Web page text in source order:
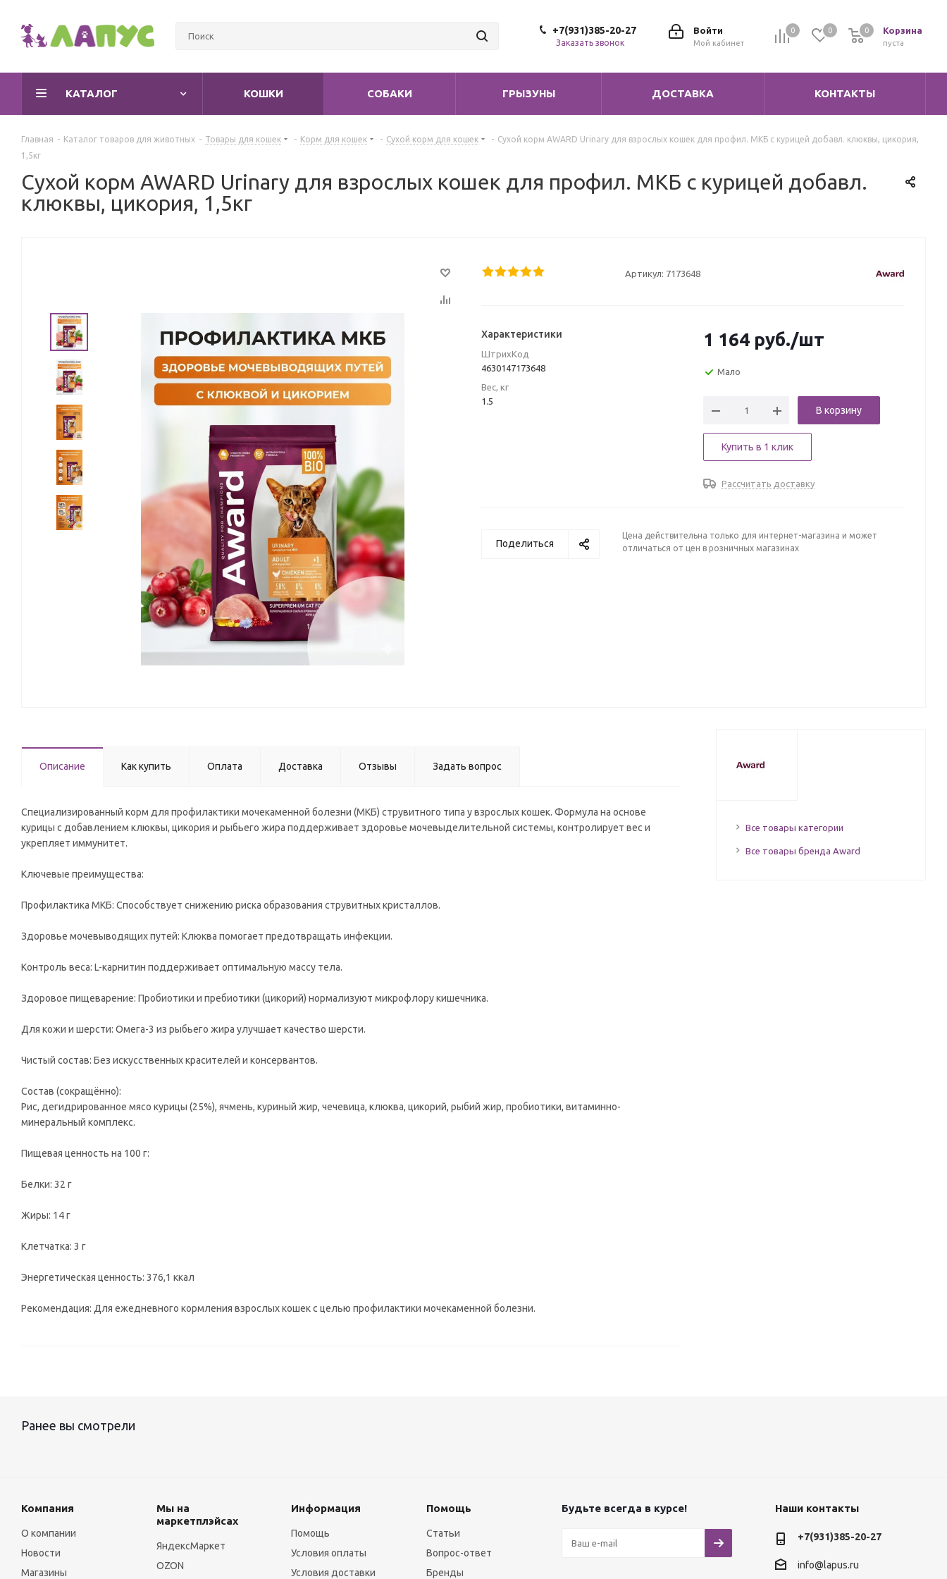
0 0 Корзина
0
пуста
0
Войти
Мой кабинет
+7(931)385-20-27
Заказать звонок
КАТАЛОГ КОШКИ СОБАКИ ГРЫЗУНЫ ДОСТАВКА КОНТАКТЫ
Главная - Каталог товаров для животных - Товары для кошек - Корм для кошек - Сухой корм для кошек - Сухой корм AWARD Urinary для взрослых кошек для профил. МКБ с курицей добавл. клюквы, цикория,
1,5кг
Сухой корм AWARD Urinary для взрослых кошек для профил. МКБ с курицей добавл.
клюквы, цикория, 1,5кг
Артикул: 7173648
Характеристики
ШтрихКод
4630147173648
Вес, кг
1.5
1 164 руб./шт
Мало
В корзину
Купить в 1 клик
Рассчитать доставку
Поделиться
Цена действительна только для интернет-магазина и может
отличаться от цен в розничных магазинах
Описание Как купить Оплата Доставка Отзывы Задать вопрос
Специализированный корм для профилактики мочекаменной болезни (МКБ) струвитного типа у взрослых кошек. Формула на основе
курицы с добавлением клюквы, цикория и рыбьего жира поддерживает здоровье мочевыделительной системы, контролирует вес и
укрепляет иммунитет.
Ключевые преимущества:
Профилактика МКБ: Способствует снижению риска образования струвитных кристаллов.
Здоровье мочевыводящих путей: Клюква помогает предотвращать инфекции.
Контроль веса: L-карнитин поддерживает оптимальную массу тела.
Здоровое пищеварение: Пробиотики и пребиотики (цикорий) нормализуют микрофлору кишечника.
Для кожи и шерсти: Омега-3 из рыбьего жира улучшает качество шерсти.
Чистый состав: Без искусственных красителей и консервантов.
Состав (сокращённо):
Рис, дегидрированное мясо курицы (25%), ячмень, куриный жир, чечевица, клюква, цикорий, рыбий жир, пробиотики, витаминно-
минеральный комплекс.
Пищевая ценность на 100 г:
Белки: 32 г
Жиры: 14 г
Клетчатка: 3 г
Энергетическая ценность: 376,1 ккал
Рекомендация: Для ежедневного кормления взрослых кошек с целью профилактики мочекаменной болезни.
Все товары категории
Все товары бренда Award
Ранее вы смотрели
Компания
О компании
Новости
Магазины
Мы на
маркетплэйсах
ЯндексМаркет
OZON
Информация
Помощь
Условия оплаты
Условия доставки
Помощь
Статьи
Вопрос-ответ
Бренды
Будьте всегда в курсе! Наши контакты
+7(931)385-20-27
info@lapus.ru